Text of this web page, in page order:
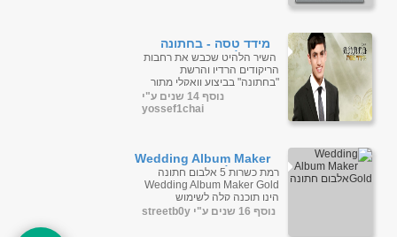
מידד טסה - בחתונה
(וואקלי)
השיר הלהיט שכבש את רחבות
הריקודים הרדיו והרשת
"בחתונה" בביצוע וואקלי מתוך
התקליט אתה המלך הוספתי
לכם שרת גמבו מייל ...
נוסף 14 שנים ע"י
yossef1chai
Wedding Album Maker
Goldאלבום חתונה
רמת כשרות 5 אלבום חתונה
Wedding Album Maker Gold
הינו תוכנה קלה לשימוש
המאפשר לך ליצור חתונה
נוסף 16 שנים ע"י streetb0y